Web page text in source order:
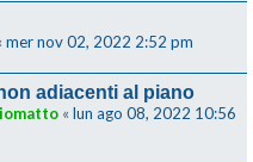
mer nov 02, 2022 2:52 pm
adiacenti al piano
« lun ago 08, 2022 10:56